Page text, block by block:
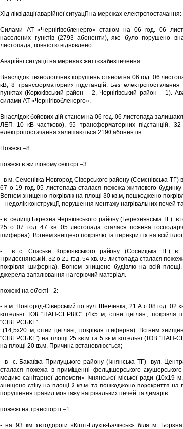
Хід ліквідації аварійної ситуації на мережах електропостачання:
Силами АТ «Чернігівобленерго» станом на 06 год. 06
населених пунктів (2793 абоненти), яке було порушено
листопада, повністю відновлено.
Аварійні ситуації на мережах життєзабезпечення:
Внаслідок технологічних порушень станом на 06 год. 06
кВ, 8 трансформаторних підстанцій. Без
пунктах (Корюківський район – 2, Чернігівський район – 1).
силами АТ «Чернігівобленерго».
Внаслідок бойових дій станом на 06 год. 06 листопада
ЛЕП 10 кВ частково), 95 трансформаторних підстанцій,
електропостачання залишаються 2190 абонентів.
Пожежі –8:
пожежі в житловому секторі –3:
- в м. Семенівка Новгород-Сіверського району (Семенівська ТГ)
67 о 19 год. 05 листопада сталася пожежа житлового будинку
Вогнем знищено покрівлю на площі 30 кв.м, пошкоджено
– недолік конструкції, порушення монтажу нагрівальних печей
- в селищі Березна Чернігівського району (Березнянська ТГ) в
25 о 07 год. 47 хв. 05 листопада сталася пожежа
шиферна). Вогнем знищено покрівлю та перекриття на всій
- в с. Спаське Корюківського району (Сосницька ТГ) в
Придеснянській, 32 о 21 год. 54 хв. 05 листопада сталася
покрівля шиферна). Вогнем знищено будівлю на всій
джерела запалювання на горючий матеріал.
пожежі на об’єкті –2:
- в м. Новгород-Сіверський по вул. Шевченка, 21 А о 08 год. 02
котельні ТОВ "ПАН-СЕРВІС" (4х5 м, стіни цегляні, покрівля
"СІВЕРСЬКЕ"
(14,5х20 м, стіни цегляні, покрівля шиферна). Вогнем
"СІВЕРСЬКЕ") на площі 25 кв.м та 5 кв.м котельні (ТОВ "ПАН-
на площі 20 кв.м. Причина встановлюється;
- в с. Бакаївка Прилуцького району (Ічнянська ТГ) вул.
сталася пожежа в приміщенні фельдшерського
медико-санітарної допомоги» Ічнянської міської ради
знищено стіну на площі 3 кв.м. та пошкоджено перекриття на
порушення правил монтажу нагрівальних печей та димарів.
пожежі на транспорті –1:
- на 93 км автодороги «Кіпті-Глухів-Бачівськ» біля м.